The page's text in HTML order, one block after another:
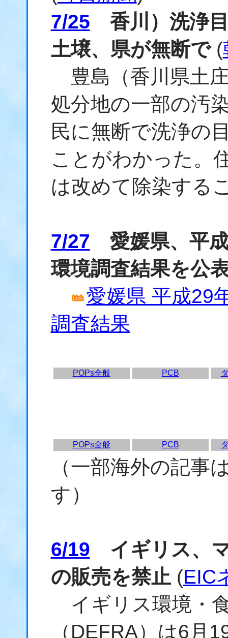
7/25 香川）洗浄
土壌、県が無断で(
豊島（香川県土
処分地の一部の汚
民に無断で洗浄の
ことがわかった。
は改めて除染する
7/27 愛媛県、平
環境調査結果を公
愛媛県 平成29
調査結果
POPs全般 PCB
POPs全般 PCB
（一部海外の記事
す）
6/19 イギリス、
の販売を禁止(EIC
イギリス環境・
（DEFRA）は6月